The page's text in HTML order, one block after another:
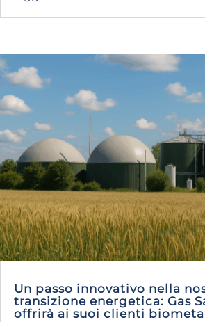
Un passo innovativo nella
transizione energetica: Gas
offrirà ai suoi clienti